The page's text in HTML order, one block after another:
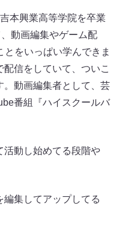
本興業高等学院を卒業
動画編集やゲーム配
をいっぱい学んできま
信をしていて、ついこ
。動画編集者として、芸
番組『ハイスクールバ
動し始めてる段階や
集してアップしてる